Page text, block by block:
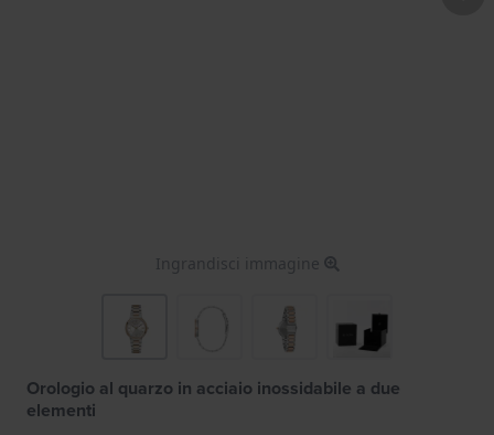
Ingrandisci immagine
Orologio al quarzo in acciaio inossidabile a due
elementi